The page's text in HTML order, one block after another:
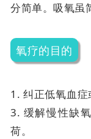
分简单。吸氧虽
氧疗的目的
1. 纠正低氧血症
3. 缓解慢性缺
荷。